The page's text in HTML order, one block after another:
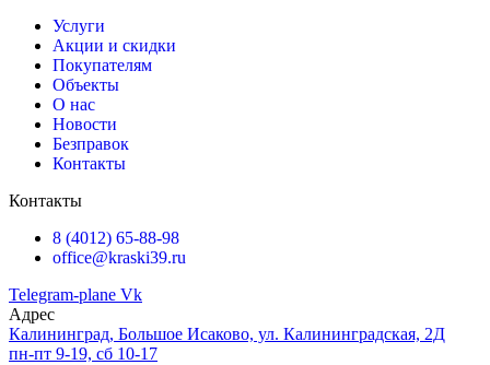
Услуги
Акции и скидки
Покупателям
Объекты
О нас
Новости
Безправок
Контакты
Контакты
8 (4012) 65-88-98
office@kraski39.ru
Telegram-plane Vk
Адрес
Калининград, Большое Исаково, ул. Калининградская, 2Д
пн-пт 9-19, сб 10-17